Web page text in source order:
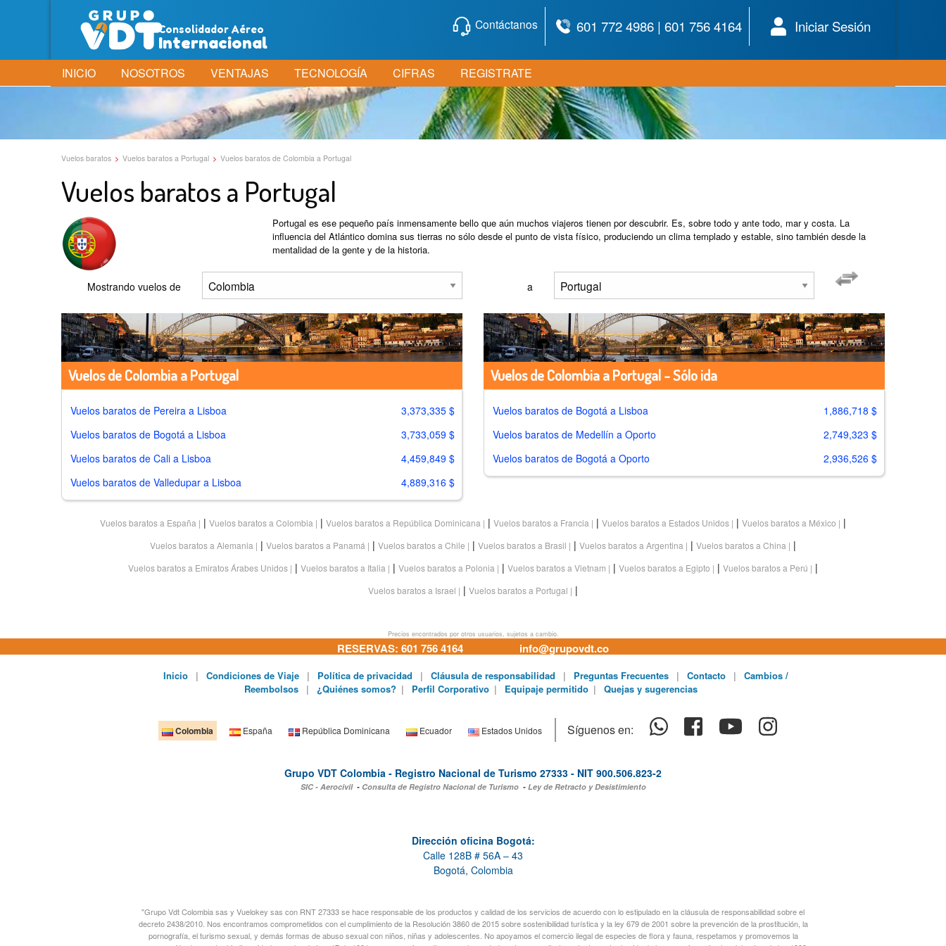
Consolidador Aéreo
Internacional
Contáctanos 601 772 4986 | 601 756 4164 Iniciar Sesión
INICIO NOSOTROS VENTAJAS TECNOLOGÍA CIFRAS REGISTRATE
Vuelos baratos > Vuelos baratos a Portugal > Vuelos baratos de Colombia a Portugal
Vuelos baratos a Portugal
Portugal es ese pequeño país inmensamente bello que aún muchos viajeros tienen por descubrir. Es, sobre todo y ante todo, mar y costa. La
influencia del Atlántico domina sus tierras no sólo desde el punto de vista físico, produciendo un clima templado y estable, sino también desde la
mentalidad de la gente y de la historia.
Mostrando vuelos de a
Vuelos de Colombia a Portugal
Vuelos baratos de Pereira a Lisboa
3,373,335 $
Vuelos baratos de Bogotá a Lisboa
3,733,059 $
Vuelos baratos de Cali a Lisboa
4,459,849 $
Vuelos baratos de Valledupar a Lisboa 4,889,316 $
Vuelos de Colombia a Portugal - Sólo ida
Vuelos baratos de Bogotá a Lisboa
1,886,718 $
Vuelos baratos de Medellín a Oporto
2,749,323 $
Vuelos baratos de Bogotá a Oporto 2,936,526 $
Vuelos baratos a España | Vuelos baratos a Colombia | Vuelos baratos a República Dominicana | Vuelos baratos a Francia | Vuelos baratos a Estados Unidos | Vuelos baratos a México |
Vuelos baratos a Alemania | Vuelos baratos a Panamá | Vuelos baratos a Chile | Vuelos baratos a Brasil | Vuelos baratos a Argentina | Vuelos baratos a China |
Vuelos baratos a Emiratos Árabes Unidos | Vuelos baratos a Italia | Vuelos baratos a Polonia | Vuelos baratos a Vietnam | Vuelos baratos a Egipto | Vuelos baratos a Perú |
Vuelos baratos a Israel | Vuelos baratos a Portugal |
Precios encontrados por otros usuarios, sujetos a cambio.
RESERVAS: 601 756 4164 info@grupovdt.co
Inicio | Condiciones de Viaje | Política de privacidad | Cláusula de responsabilidad | Preguntas Frecuentes | Contacto |
Cambios /
Reembolsos
| ¿Quiénes somos? | Perfil Corporativo | Equipaje permitido | Quejas y sugerencias
Colombia España República Dominicana Ecuador Estados Unidos Síguenos en:
Grupo VDT Colombia - Registro Nacional de Turismo 27333 - NIT 900.506.823-2
SIC - Aerocivil- Consulta de Registro Nacional de Turismo- Ley de Retracto y Desistimiento
Dirección oficina Bogotá:
Calle 128B # 56A – 43
Bogotá, Colombia
"Grupo Vdt Colombia sas y Vuelokey sas con RNT 27333 se hace responsable de los productos y calidad de los servicios de acuerdo con lo estipulado en la cláusula de responsabilidad sobre el
decreto 2438/2010. Nos encontramos comprometidos con el cumplimiento de la Resolución 3860 de 2015 sobre sostenibilidad turística y la ley 679 de 2001 sobre la prevención de la prostitución, la
pornografía, el turismo sexual, y demás formas de abuso sexual con niños, niñas y adolescentes. No apoyamos el comercio ilegal de especies de flora y fauna, respetamos y promovemos la